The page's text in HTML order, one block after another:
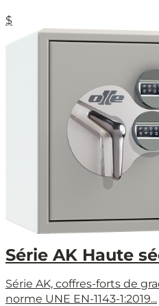
$
Série AK Haute
Série AK, coffres-forts de
norme UNE EN-1143-1:2019...